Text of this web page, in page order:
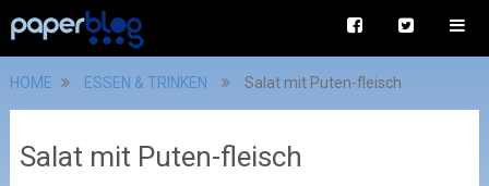
HOME ESSEN & TRINKEN Salat mit Puten-fleisch
Salat mit Puten-fleisch